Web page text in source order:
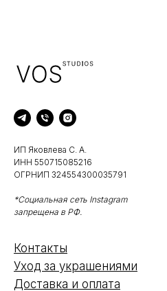
ИП Яковлева С. А.
ИНН 550715085216
ОГРНИП 324554300035791
*Социальная сеть Instagram
запрещена в РФ.
Контакты
Уход за украшениями
Доставка и оплата